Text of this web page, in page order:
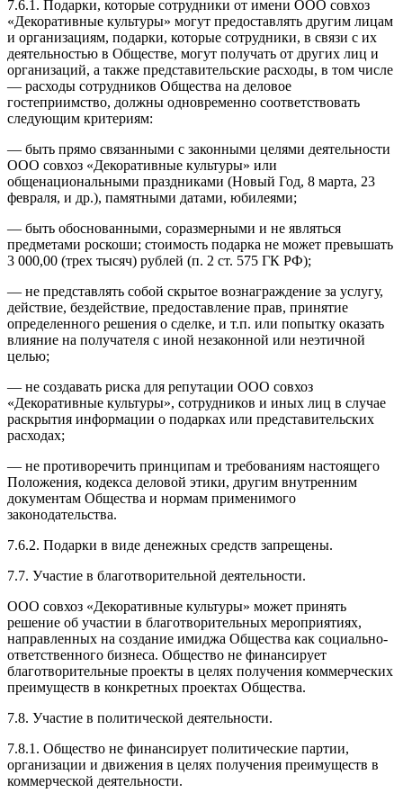
7.6.1. Подарки, которые сотрудники от имени ООО совхоз
«Декоративные культуры» могут предоставлять другим лицам
и организациям, подарки, которые сотрудники, в связи с их
деятельностью в Обществе, могут получать от других лиц и
организаций, а также представительские расходы, в том числе
— расходы сотрудников Общества на деловое
гостеприимство, должны одновременно соответствовать
следующим критериям:
— быть прямо связанными с законными целями деятельности
ООО совхоз «Декоративные культуры» или
общенациональными праздниками (Новый Год, 8 марта, 23
февраля, и др.), памятными датами, юбилеями;
— быть обоснованными, соразмерными и не являться
предметами роскоши; стоимость подарка не может превышать
3 000,00 (трех тысяч) рублей (п. 2 ст. 575 ГК РФ);
— не представлять собой скрытое вознаграждение за услугу,
действие, бездействие, предоставление прав, принятие
определенного решения о сделке, и т.п. или попытку оказать
влияние на получателя с иной незаконной или неэтичной
целью;
— не создавать риска для репутации ООО совхоз
«Декоративные культуры», сотрудников и иных лиц в случае
раскрытия информации о подарках или представительских
расходах;
— не противоречить принципам и требованиям настоящего
Положения, кодекса деловой этики, другим внутренним
документам Общества и нормам применимого
законодательства.
7.6.2. Подарки в виде денежных средств запрещены.
7.7. Участие в благотворительной деятельности.
ООО совхоз «Декоративные культуры» может принять
решение об участии в благотворительных мероприятиях,
направленных на создание имиджа Общества как социально-
ответственного бизнеса. Общество не финансирует
благотворительные проекты в целях получения коммерческих
преимуществ в конкретных проектах Общества.
7.8. Участие в политической деятельности.
7.8.1. Общество не финансирует политические партии,
организации и движения в целях получения преимуществ в
коммерческой деятельности.